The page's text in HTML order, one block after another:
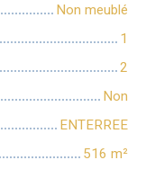
Non meublé
1
2
Non
ENTERREE
516 m²